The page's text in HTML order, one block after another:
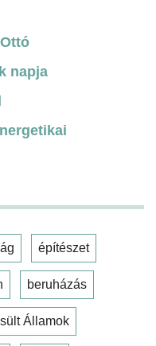
napja
építészet
beruházás
Államok